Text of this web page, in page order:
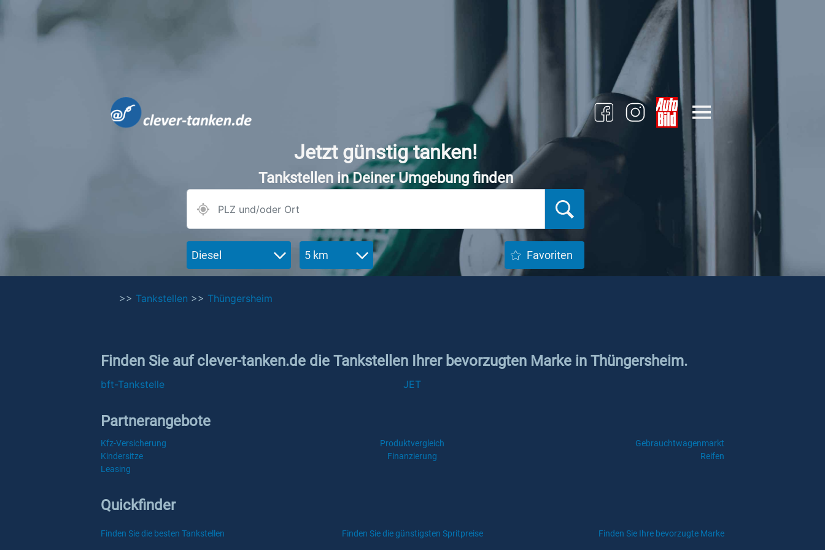
Jetzt günstig tanken!
Tankstellen in Deiner Umgebung finden
Diesel 5 km Favoriten
>> Tankstellen >> Thüngersheim
Finden Sie auf clever-tanken.de die Tankstellen Ihrer bevorzugten Marke in Thüngersheim.
bft-Tankstelle JET
Partnerangebote
Kfz-Versicherung Produktvergleich
Gebrauchtwagenmarkt
Kindersitze
Finanzierung
Reifen
Leasing
Quickfinder
Finden Sie die besten Tankstellen Finden Sie die günstigsten Spritpreise Finden Sie Ihre bevorzugte Marke